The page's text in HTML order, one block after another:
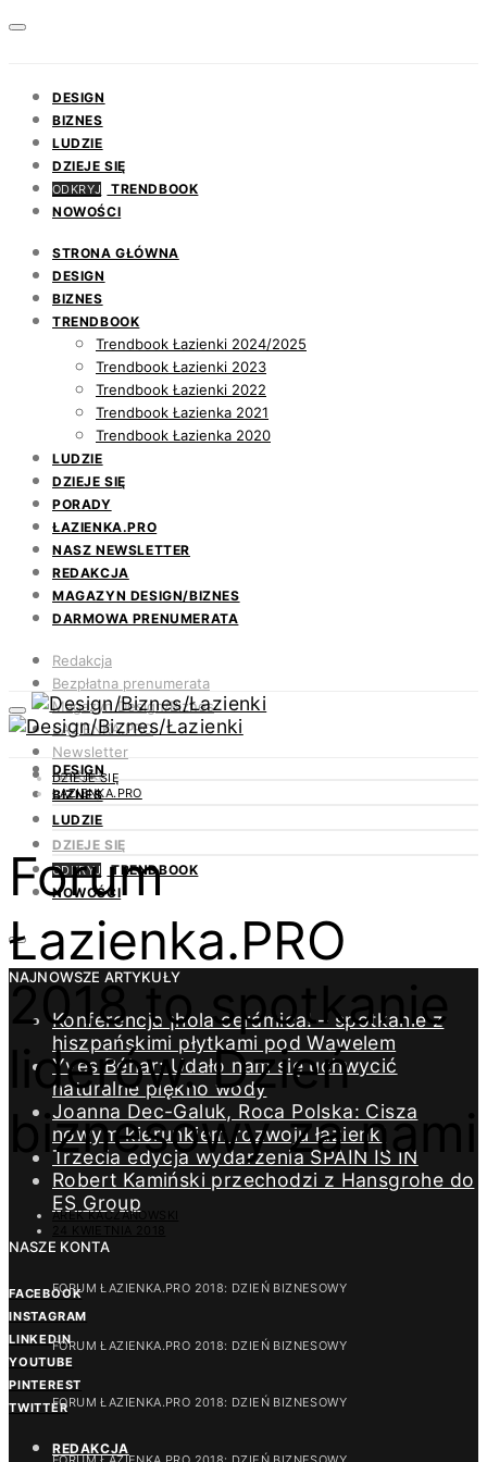
DESIGN
BIZNES
LUDZIE
DZIEJE SIĘ
ODKRYJ
TRENDBOOK
NOWOŚCI
STRONA GŁÓWNA
DESIGN
BIZNES
TRENDBOOK
Trendbook Łazienki 2024/2025
Trendbook Łazienki 2023
Trendbook Łazienki 2022
Trendbook Łazienka 2021
Trendbook Łazienka 2020
LUDZIE
DZIEJE SIĘ
PORADY
ŁAZIENKA.PRO
NASZ NEWSLETTER
REDAKCJA
MAGAZYN DESIGN/BIZNES
DARMOWA PRENUMERATA
Redakcja
Bezpłatna prenumerata
Magazyn Design/Biznes
ŁAZIENKA.PRO
Newsletter
Kontakt
DESIGN
BIZNES
LUDZIE
DZIEJE SIĘ
ODKRYJ
TRENDBOOK
NOWOŚCI
NAJNOWSZE ARTYKUŁY
Konferencja ¡hola cerámica! – spotkanie z
hiszpańskimi płytkami pod Wawelem
Yves Béhar: Udało nam się uchwycić
naturalne piękno wody
Joanna Dec-Galuk, Roca Polska: Cisza
nowym kierunkiem rozwoju łazienki
Trzecia edycja wydarzenia SPAIN IS IN
Robert Kamiński przechodzi z Hansgrohe do
ES Group
NASZE KONTA
FACEBOOK
INSTAGRAM
LINKEDIN
YOUTUBE
PINTEREST
TWITTER
REDAKCJA
DZIEJE SIĘ
ŁAZIENKA.PRO
Forum
Łazienka.PRO
2018 to spotkanie
liderów. Dzień
biznesowy za nami
AREK KACZANOWSKI
FORUM ŁAZIENKA.PRO 2018: DZIEŃ BIZNESOWY
FORUM ŁAZIENKA.PRO 2018: DZIEŃ BIZNESOWY
FORUM ŁAZIENKA.PRO 2018: DZIEŃ BIZNESOWY